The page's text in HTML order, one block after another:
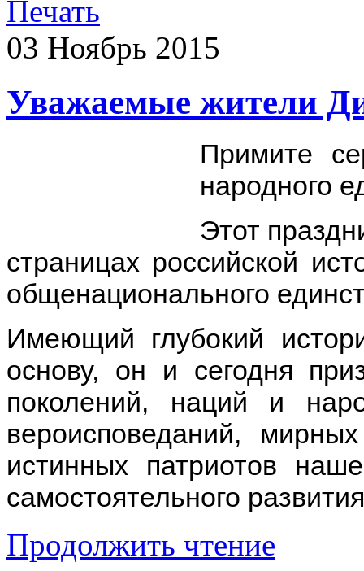
03 Ноябрь 2015
Уважаемые жители
Примите
народного
Этот
страницах российской
общенационального
Имеющий глубокий
основу, он и сегодня
поколений, наций и
вероисповеданий,
истинных патриотов
самостоятельного
Продолжить чтение